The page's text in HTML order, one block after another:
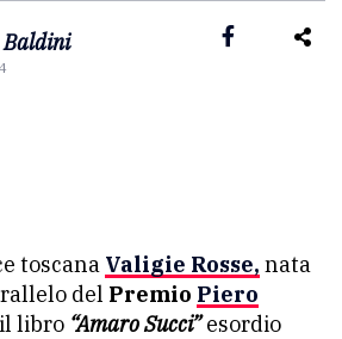
Baldini
toscana Valigie Rosse, nata
del Premio Piero
libro “Amaro Succi”esordio